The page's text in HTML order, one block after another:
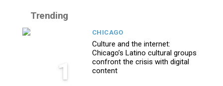
Trending
1
CHICAGO
Culture and the internet:
Chicago’s Latino cultural groups
confront the crisis with digital
content